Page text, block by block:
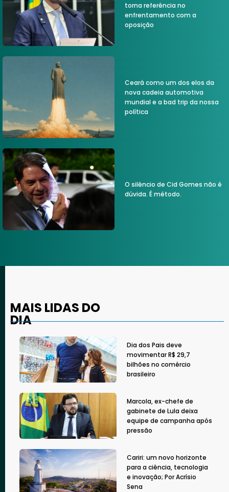
torna referência no
enfrentamento com a
oposição
Ceará como um dos elos da
nova cadeia automotiva
mundial e a bad trip da nossa
política
O silêncio de Cid Gomes não é
dúvida. É método.
MAIS LIDAS DO
DIA
Dia dos Pais deve
movimentar R$ 29,7
bilhões no comércio
brasileiro
Marcola, ex-chefe de
gabinete de Lula deixa
equipe de campanha após
pressão
Cariri: um novo horizonte
para a ciência, tecnologia
e inovação; Por Acrísio
Sena